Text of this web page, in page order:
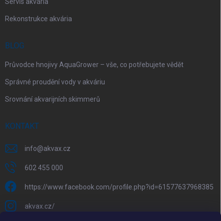
Rekonstrukce akvária
BLOG
Průvodce hnojivy AquaGrower – vše, co potřebujete vědět
Správné proudění vody v akváriu
Srovnání akvarijních skimmerů
KONTAKT
info@akvax.cz
602 455 000
https://www.facebook.com/profile.php?id=61577637968385
akvax.cz/